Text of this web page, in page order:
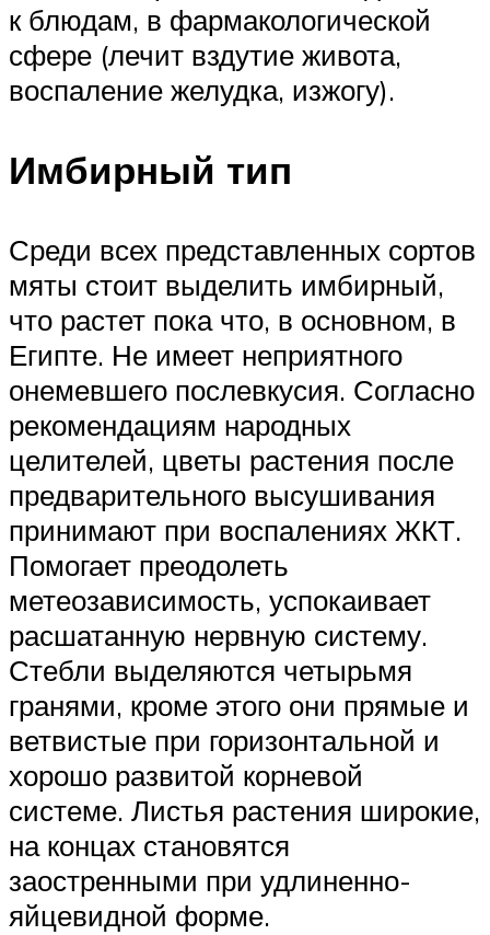
к блюдам, в фармакологической
сфере (лечит вздутие живота,
воспаление желудка, изжогу).
Имбирный тип
Среди всех представленных сортов
мяты стоит выделить имбирный,
что растет пока что, в основном, в
Египте. Не имеет неприятного
онемевшего послевкусия. Согласно
рекомендациям народных
целителей, цветы растения после
предварительного высушивания
принимают при воспалениях ЖКТ.
Помогает преодолеть
метеозависимость, успокаивает
расшатанную нервную систему.
Стебли выделяются четырьмя
гранями, кроме этого они прямые и
ветвистые при горизонтальной и
хорошо развитой корневой
системе. Листья растения широкие,
на концах становятся
заостренными при удлиненно-
яйцевидной форме.